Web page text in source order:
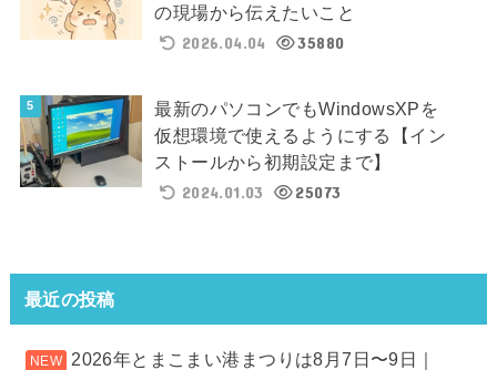
の現場から伝えたいこと
2026.04.04
35880
最新のパソコンでもWindowsXPを
仮想環境で使えるようにする【イン
ストールから初期設定まで】
2024.01.03
25073
最近の投稿
2026年とまこまい港まつりは8月7日〜9日｜